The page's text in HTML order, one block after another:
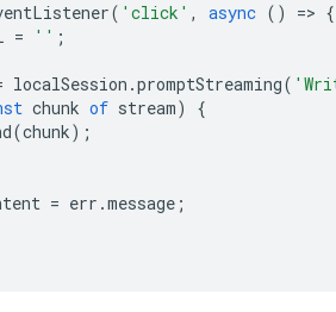
( 'click' , async () => {
= '' ;
localSession .promptStreaming(
chunk of stream)
{
(chunk);
= err .message ;